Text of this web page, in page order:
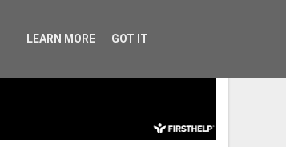
LEARN MORE GOT IT